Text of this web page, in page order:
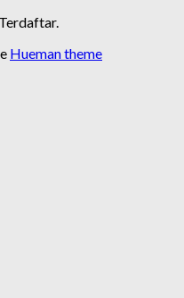
Hueman theme